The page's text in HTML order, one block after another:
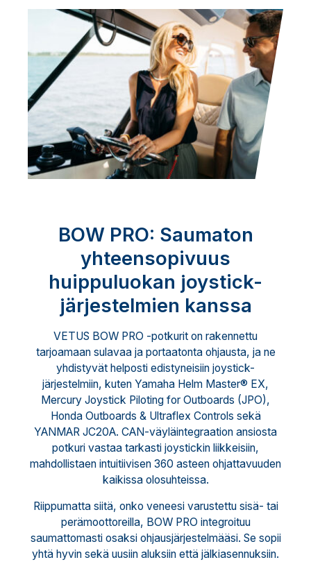
BOW PRO: Saumaton
yhteensopivuus
huippuluokan joystick-
järjestelmien kanssa
VETUS BOW PRO -potkurit on rakennettu
tarjoamaan sulavaa ja portaatonta ohjausta, ja ne
yhdistyvät helposti edistyneisiin joystick-
järjestelmiin, kuten Yamaha Helm Master® EX,
Mercury Joystick Piloting for Outboards (JPO),
Honda Outboards & Ultraflex Controls sekä
YANMAR JC20A. CAN-väyläintegraation ansiosta
potkuri vastaa tarkasti joystickin liikkeisiin,
mahdollistaen intuitiivisen 360 asteen ohjattavuuden
kaikissa olosuhteissa.
Riippumatta siitä, onko veneesi varustettu sisä- tai
perämoottoreilla, BOW PRO integroituu
saumattomasti osaksi ohjausjärjestelmääsi. Se sopii
yhtä hyvin sekä uusiin aluksiin että jälkiasennuksiin.